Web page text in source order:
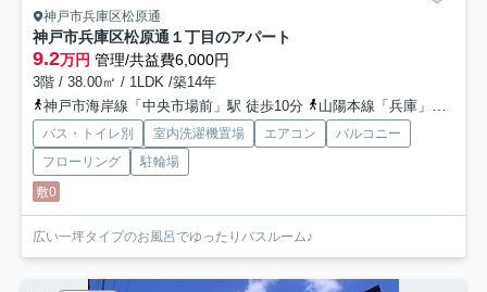
神戸市兵庫区松原通
神戸市兵庫区松原通１丁目のアパート
9.2万円 管理/共益費6,000円
3階 / 38.00㎡ / 1LDK /築14年
神戸市海岸線「中央市場前」駅 徒歩10分
山陽本線「兵庫」駅 徒歩13分
バス・トイレ別 室内洗濯機置場 エアコン
バルコニー
フローリング
駐輪場
敷0
広い一坪タイプのお風呂でゆったりバスルーム♪